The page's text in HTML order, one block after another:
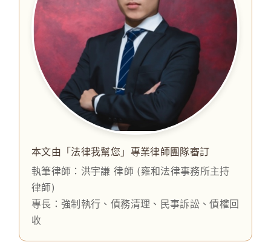
本文由「法律我幫您」專業律師團隊審訂
執筆律師： 洪宇謙 律師(雍和法律事務所主持
律師)
專長：強制執行、債務清理、民事訴訟、債權回
收